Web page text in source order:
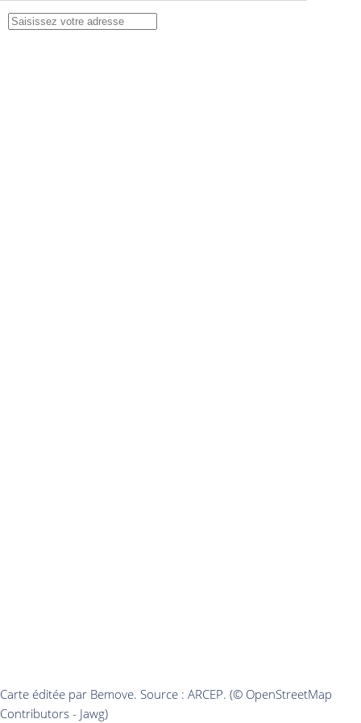
Carte éditée par Bemove. Source : ARCEP. (© OpenStreetMap
Contributors - Jawg)